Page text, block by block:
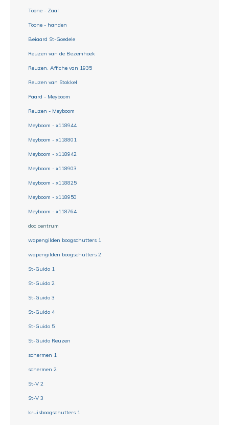
Toone - Zaal
Toone - handen
Beiaard St-Goedele
Reuzen van de Bezemhoek
Reuzen. Affiche van 1935
Reuzen van Stokkel
Paard - Meyboom
Reuzen - Meyboom
Meyboom - x118944
Meyboom - x118801
Meyboom - x118942
Meyboom - x118903
Meyboom - x118825
Meyboom - x118950
Meyboom - x118764
doc centrum
wapengilden boogschutters 1
wapengilden boogschutters 2
St-Guido 1
St-Guido 2
St-Guido 3
St-Guido 4
St-Guido 5
St-Guido Reuzen
schermen 1
schermen 2
St-V 2
St-V 3
kruisboogschutters 1